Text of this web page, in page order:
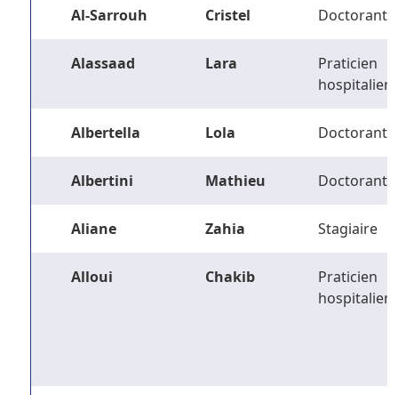
Al-Sarrouh Cristel Doctorant
Alassaad Lara
Praticien
hospitalier
Albertella Lola Doctorant
Albertini Mathieu Doctorant
Aliane Zahia Stagiaire
Alloui Chakib
Praticien
hospitalier